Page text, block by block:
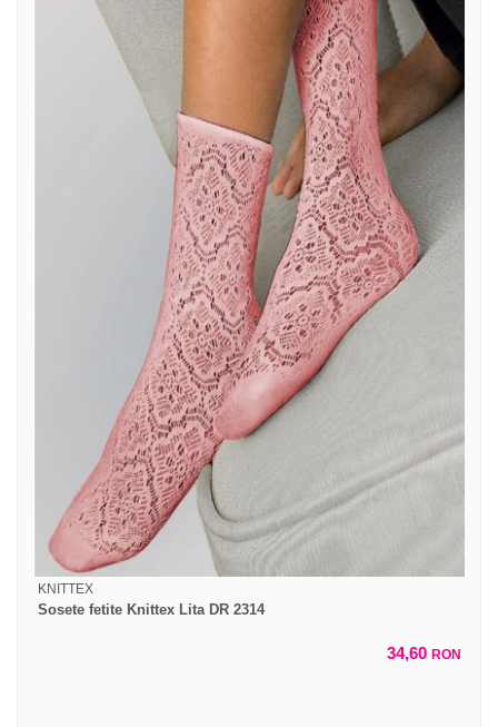
KNITTEX
Sosete fetite Knittex Lita DR 2314
34,60 RON